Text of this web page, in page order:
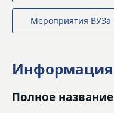
Мероприятия ВУЗа
Информация
Полное название